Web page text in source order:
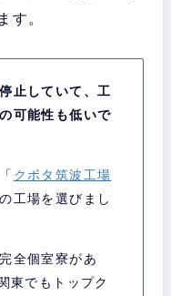
す。
止していて、工
可能性も低いで
クボタ筑波工場
工場を選びまし
全個室寮があ
東でもトップク